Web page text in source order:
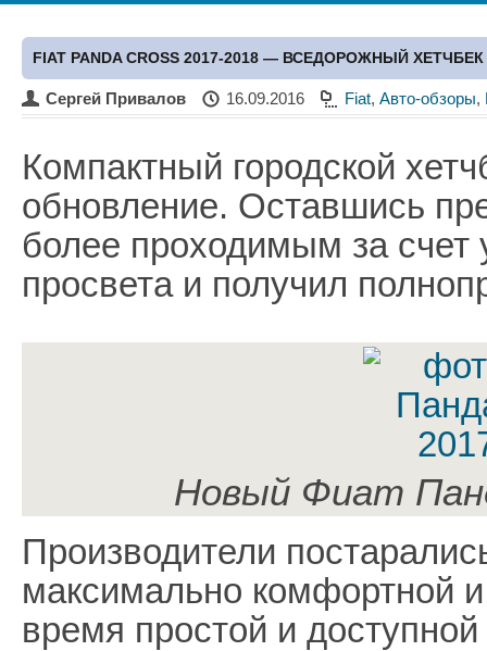
FIAT PANDA CROSS 2017-2018 — ВСЕДОРОЖНЫЙ ХЕТЧБЕК
Сергей Привалов 16.09.2016 Fiat, Авто-обзоры,
Компактный городской
обновление. Оставшись
более проходимым за счет
просвета и получил
Новый Фиат
Производители
максимально комфортной
время простой и